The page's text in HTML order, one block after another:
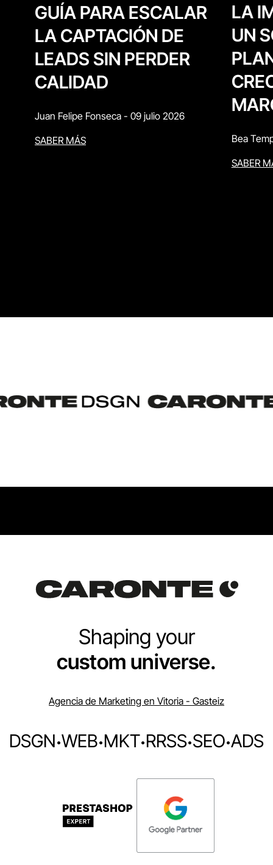
GUÍA PARA ESCALAR
LA CAPTACIÓN DE
LEADS SIN PERDER
CALIDAD
Juan Felipe Fonseca - 09 julio 2026
SABER MÁS
LA
UN
Bea
SABER
Shaping your
custom universe.
Agencia de Marketing en Vitoria - Gasteiz
DSGN·WEB·MKT·RRSS·SEO·ADS